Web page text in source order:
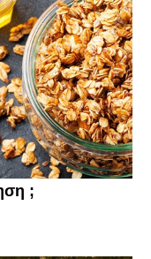
;